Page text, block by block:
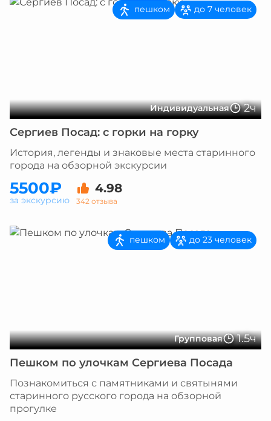
Индивидуальная 2ч
пешком до 7 человек
Сергиев Посад: с горки на горку
История, легенды и знаковые места старинного
города на обзорной экскурсии
5500₽ 4.98
342 отзыва
за экскурсию
Групповая 1.5ч
пешком до 23 человек
Пешком по улочкам Сергиева Посада
Познакомиться с памятниками и святынями
старинного русского города на обзорной
прогулке